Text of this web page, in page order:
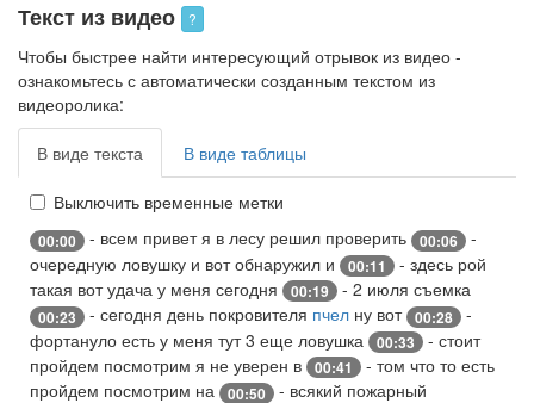
Текст из видео ?
Чтобы быстрее найти интересующий отрывок из видео -
ознакомьтесь с автоматически созданным текстом из
видеоролика:
В виде текста В виде таблицы
Выключить временные метки
00:00 - всем привет я в лесу решил проверить 00:06
-
очередную ловушку и вот обнаружил и
00:11
- здесь рой
такая вот удача у меня сегодня
00:19 - 2 июля съемка
00:23 - сегодня день покровителя пчел ну вот 00:28
-
фортануло есть у меня тут 3 еще ловушка
00:33
- стоит
пройдем посмотрим я не уверен в
00:41
- том что то есть
пройдем посмотрим на
00:50 - всякий пожарный